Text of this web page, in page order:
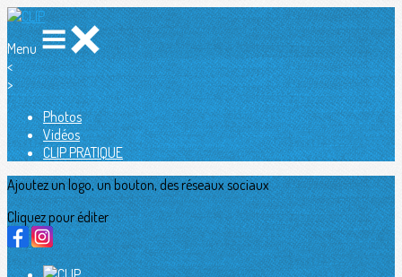
Menu
<
>
Photos
Vidéos
CLIP PRATIQUE
Ajoutez un logo, un bouton, des réseaux sociaux
Cliquez pour éditer